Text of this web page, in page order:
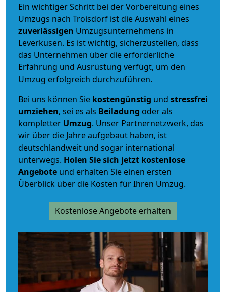
Ein wichtiger Schritt bei der Vorbereitung eines
Umzugs nach Troisdorf ist die Auswahl eines
zuverlässigen Umzugsunternehmens in
Leverkusen. Es ist wichtig, sicherzustellen, dass
das Unternehmen über die erforderliche
Erfahrung und Ausrüstung verfügt, um den
Umzug erfolgreich durchzuführen.
Bei uns können Sie kostengünstig und stressfrei
umziehen, sei es als Beiladung oder als
kompletter Umzug. Unser Partnernetzwerk, das
wir über die Jahre aufgebaut haben, ist
deutschlandweit und sogar international
unterwegs. Holen Sie sich jetzt kostenlose
Angebote und erhalten Sie einen ersten
Überblick über die Kosten für Ihren Umzug.
Kostenlose Angebote erhalten